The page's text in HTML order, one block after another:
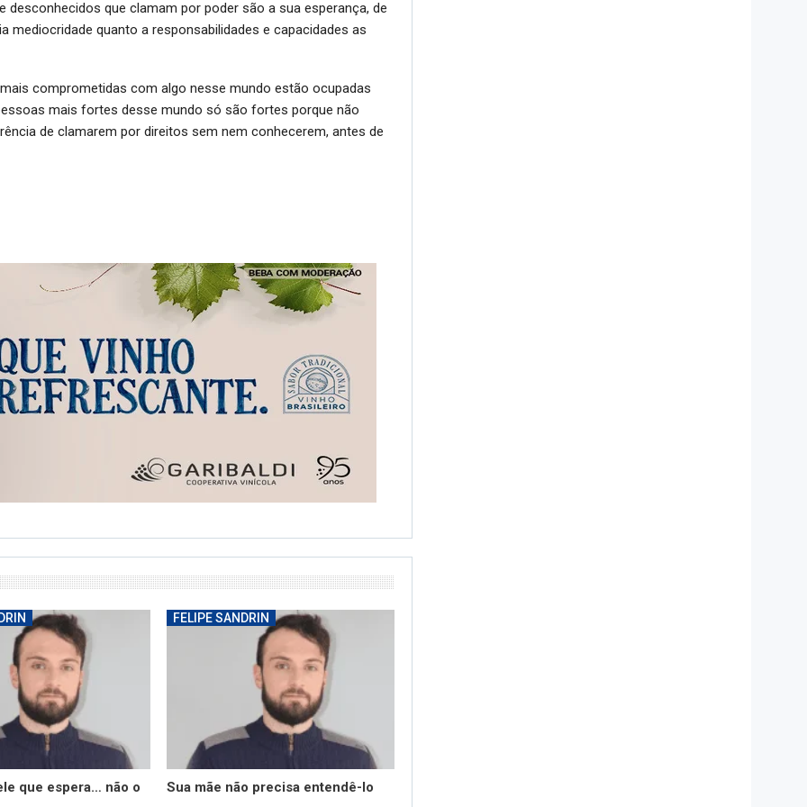
que clamam por poder são a sua esperança, de
mediocridade quanto a responsabilidades e capacidades as
comprometidas com algo nesse mundo estão ocupadas
mais fortes desse mundo só são fortes porque não
de clamarem por direitos sem nem conhecerem, antes de
que espera… não o
FELIPE SANDRIN
Sua mãe não precisa entendê-lo